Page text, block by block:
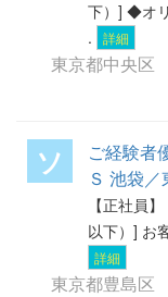
下）] ◆オ
.
詳細
東京都中央区
ソ
ご経験者
Ｓ 池袋
【正社員
以下）] お
詳細
東京都豊島区